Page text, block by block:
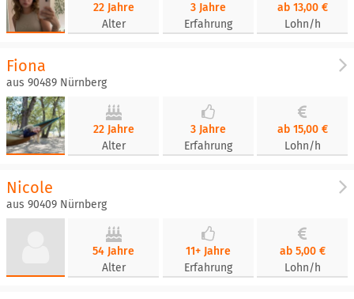
22 Jahre
Alter
3 Jahre
Erfahrung
ab 13,00 €
Lohn/h
Fiona
aus 90489 Nürnberg
22 Jahre
Alter
3 Jahre
Erfahrung
ab 15,00 €
Lohn/h
Nicole
aus 90409 Nürnberg
54 Jahre
Alter
11+ Jahre
Erfahrung
ab 5,00 €
Lohn/h